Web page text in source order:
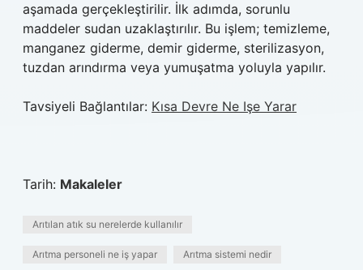
aşamada gerçekleştirilir. İlk adımda, sorunlu
maddeler sudan uzaklaştırılır. Bu işlem; temizleme,
manganez giderme, demir giderme, sterilizasyon,
tuzdan arındırma veya yumuşatma yoluyla yapılır.
Tavsiyeli Bağlantılar: Kısa Devre Ne Işe Yarar
Tarih: Makaleler
Arıtılan atık su nerelerde kullanılır
Arıtma personeli ne iş yapar Arıtma sistemi nedir